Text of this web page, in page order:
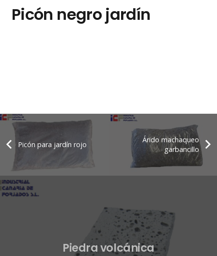
Picón negro jardín
Picón para jardín rojo
Árido machaqueo
garbancillo
Piedra volcánica